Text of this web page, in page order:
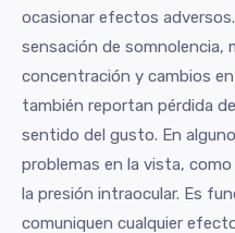
ocasionar efectos
sensación de somnolencia,
concentración y cambios
también reportan pérdida
sentido del gusto. En
problemas en la vista,
la presión intraocular. Es
comuniquen cualquier